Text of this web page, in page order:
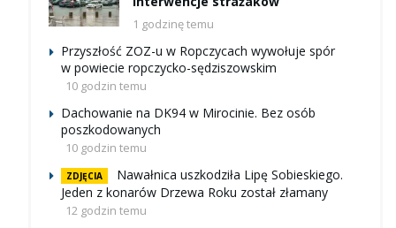
1 godzinę temu
Przyszłość ZOZ-u w Ropczycach wywołuje spór
w powiecie ropczycko-sędziszowskim
10 godzin temu
Dachowanie na DK94 w Mirocinie. Bez osób
poszkodowanych
10 godzin temu
ZDJĘCIA
Nawałnica uszkodziła Lipę Sobieskiego.
Jeden z konarów Drzewa Roku został złamany
12 godzin temu